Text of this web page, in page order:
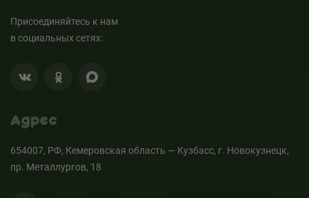
Присоединяйтесь к нам
в социальных сетях:
Адрес
654007, РФ, Кемеровская область — Кузбасс, г. Новокузнецк,
пр. Металлургов, 18